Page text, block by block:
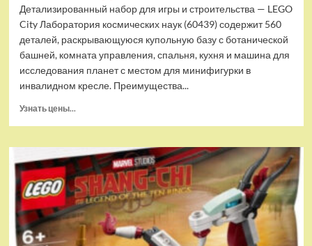
Детализированный набор для игры и строительства — LEGO
City Лаборатория космических наук (60439) содержит 560
деталей, раскрывающуюся купольную базу с ботанической
башней, комната управления, спальня, кухня и машина для
исследования планет с местом для минифигурки в
инвалидном кресле. Преимущества...
Узнать цены...
(EU)
Конструктор
LEGO
City
Лаборатория
космических
наук
(60439)